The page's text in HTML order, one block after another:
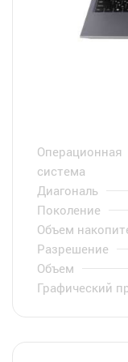
Операционная
система
Диагональ
Поколение
Объем
Разрешение
Объем
Графический